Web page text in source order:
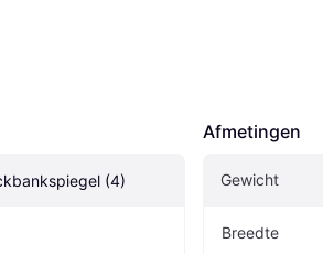
(4)
Afmetingen
Gewicht
Breedte